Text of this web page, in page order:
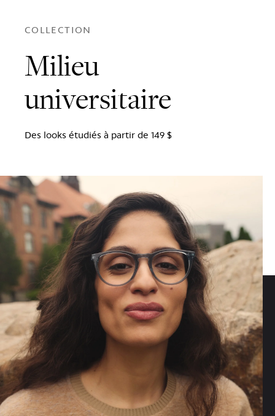
COLLECTION
Milieu
universitaire
Des looks étudiés à partir de 149 $